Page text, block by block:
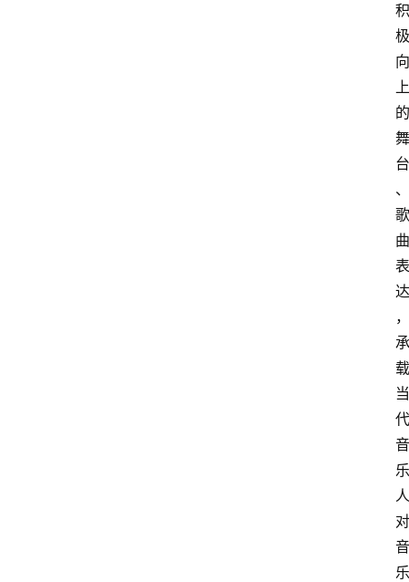
积
极
向
上
的
舞
台
、
歌
曲
表
达
，
承
载
当
代
音
乐
人
对
音
乐